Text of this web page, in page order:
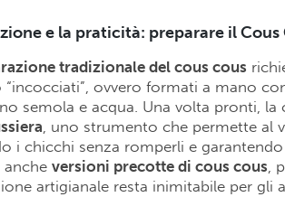
e la praticità: preparare il Cous
tradizionale del cous cous
“incocciati”, ovvero formati a mano
semola e acqua. Una volta pronti, la
, uno strumento che permette al
i chicchi senza romperli e
versioni precotte di cous cous,
artigianale resta inimitabile per gli